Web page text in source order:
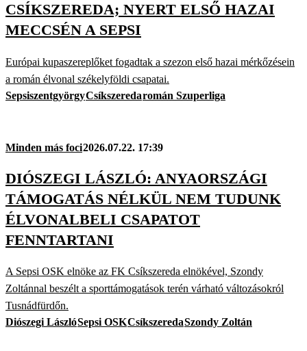
CSÍKSZEREDA; NYERT ELSŐ HAZAI
MECCSÉN A SEPSI
Európai kupaszereplőket fogadtak a szezon első hazai mérkőzésein
a román élvonal székelyföldi csapatai.
SepsiszentgyörgyCsíkszeredaromán Szuperliga
Minden más foci2026.07.22. 17:39
DIÓSZEGI LÁSZLÓ: ANYAORSZÁGI
TÁMOGATÁS NÉLKÜL NEM TUDUNK
ÉLVONALBELI CSAPATOT
FENNTARTANI
A Sepsi OSK elnöke az FK Csíkszereda elnökével, Szondy
Zoltánnal beszélt a sporttámogatások terén várható változásokról
Tusnádfürdőn.
Diószegi LászlóSepsi OSKCsíkszeredaSzondy Zoltán